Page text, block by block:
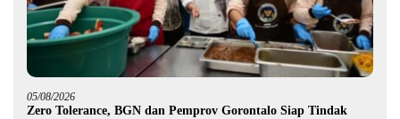
05/08/2026
Zero Tolerance, BGN dan Pemprov Gorontalo Siap Tindak